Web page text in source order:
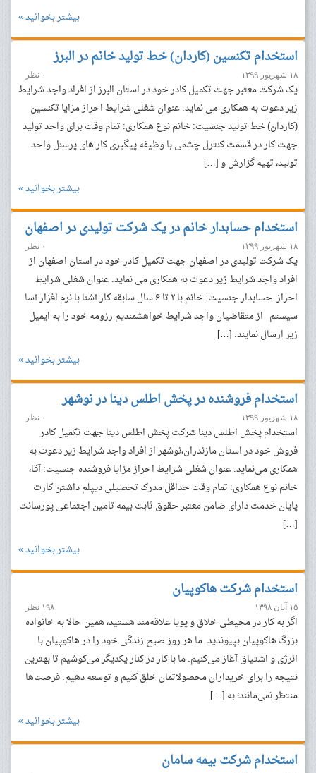
بیشتر بخوانید »
استخدام تکنسین (کاردان) خط تولید خانم در البرز
۱۸ شهریور ۱۳۹۹ ۰ نظر
یک شرکت معتبر جهت تکمیل کادر خود در استان البرز از افراد واجد شرایط
زیر دعوت به همکاری می نماید. عنوان شغلی شرایط احراز مزایا تکنسین
(کاردان) خط تولید جنسیت: خانم نوع همکاری: تمام وقت برای واحد تولید
جهت کار در قسمت کنترل چشمی با وظیفه پیگیری کار های پرسنل واحد
تولید، تهیه گزارش و […]
بیشتر بخوانید »
استخدام حسابدار خانم در یک شرکت تولیدی در اصفهان
۱۸ شهریور ۱۳۹۹ ۰ نظر
یک شرکت تولیدی در اصفهان جهت تکمیل کادر خود در استان اصفهان از
افراد واجد شرایط زیر دعوت به همکاری می نماید. عنوان شغلی شرایط
احراز حسابدار جنسیت: خانم با ۲ تا ۶ سال سابقه کار آشنا با نرم افزار آسا
سیستم از متقاضیان واجد شرایط خواهشمندیم رزومه خود را به ایمیل
زیر ارسال نمایند. […]
بیشتر بخوانید »
استخدام فروشنده در پخش اطلس دینا در نوشهر
۱۸ شهریور ۱۳۹۹ ۰ نظر
استخدام پخش اطلس دینا شرکت پخش اطلس دینا جهت تکمیل کادر
فروش خود در استان مازندران،نوشهر از افراد واجد شرایط زیر دعوت به
همکاری می‌نماید. عنوان شغلی شرایط احراز مزایا فروشنده جنسیت: آقا،
خانم نوع همکاری: تمام وقت حداقل مدرک تحصیلی دیپلم داشتن کارت
پایان خدمت دارای ضامن معتبر حقوق ثابت بیمه تامین اجتماعی پورسانت
[…]
بیشتر بخوانید »
استخدام شرکت هاکوپیان
۱۵ آبان ۱۳۹۸ ۱۹۸ نظر
اگر به کار در محیطی خلاق و پویا علاقه‌مند هستید، همین حالا به خانواده
بزرگ هاکوپیان بپیوندید. ما هر روز صبح زندگی خود را در هاکوپیان با
انرژی و اشتیاق آغاز می‌کنیم. ما با کار در کنار یکدیگر می‌کوشیم تا بهترین
نتیجه را برای خریداران محصولاتمان خلق کنیم و توسعه دهیم. فرصت‌ها
منتظر نمی‌مانند؛ به […]
بیشتر بخوانید »
استخدام شرکت بیمه سامان